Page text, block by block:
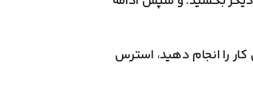
کار را انجام دهید، استرس